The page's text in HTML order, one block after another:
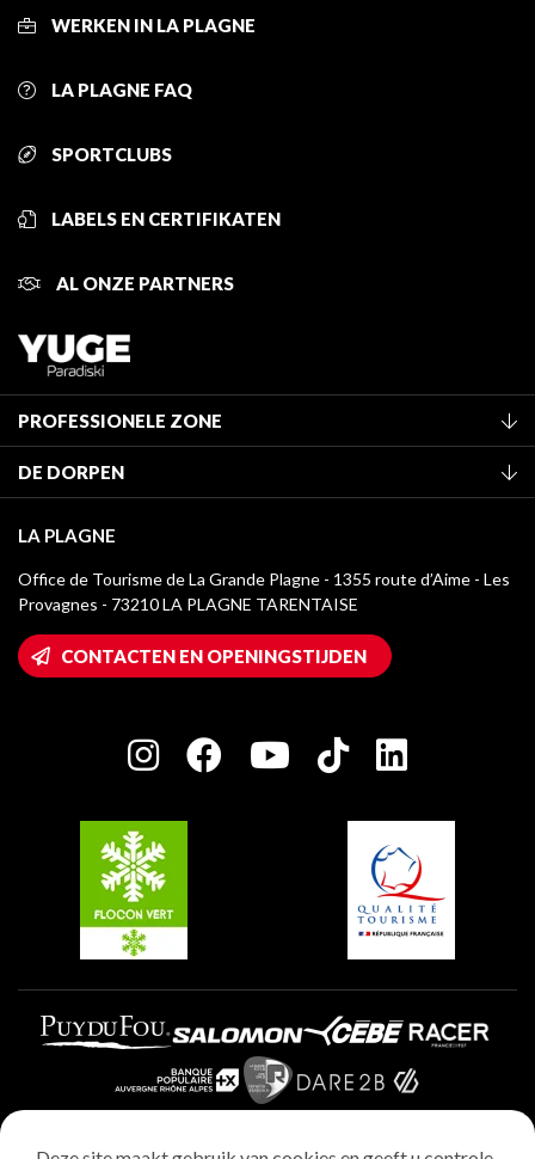
WERKEN IN LA PLAGNE
LA PLAGNE FAQ
SPORTCLUBS
LABELS EN CERTIFIKATEN
AL ONZE PARTNERS
PROFESSIONELE ZONE
Classificatie van de gemeubileerde accommodaties
Verblijfstaks
Mediatheek
La Plagne logo's
Wifi toegang
Huis van de eigenaar
Charter van toegewijde spelers
DE DORPEN
Montchavin - Les Coches
Champagny-en-Vanoise
Plagne 1800
Plagne Villages
Plagne Aime 2000
LA PLAGNE
Office de Tourisme de La Grande Plagne - 1355 route d’Aime - Les
Provagnes - 73210 LA PLAGNE TARENTAISE
CONTACTEN EN OPENINGSTIJDEN